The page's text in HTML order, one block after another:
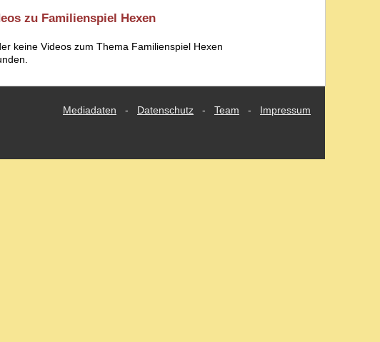
zu Familienspiel Hexen
keine Videos zum Thema Familienspiel Hexen
Mediadaten - Datenschutz - Team - Impressum